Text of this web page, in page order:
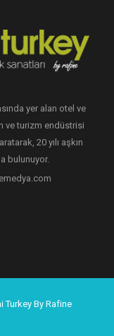
yer alan otel ve
ve turizm endüstrisi
20 yılı aşkın
bulunuyor.
Turkey By Rafine